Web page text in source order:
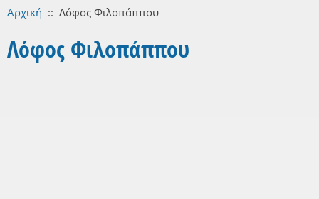
Αρχική :: Λόφος Φιλοπάππου
Λόφος Φιλοπάππου